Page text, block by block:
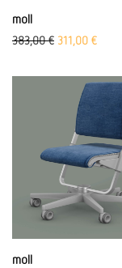
moll
383,00€ 311,00 €
moll